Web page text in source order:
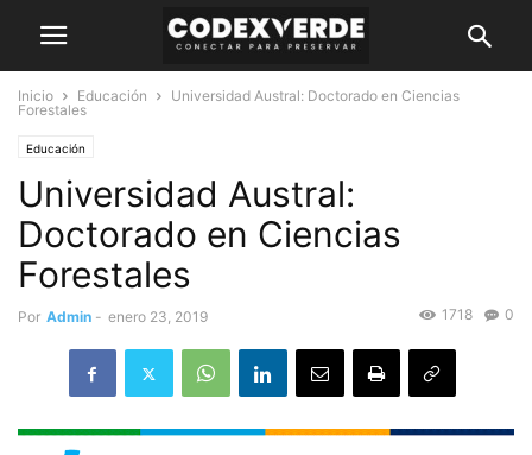
Inicio Educación
Universidad Austral: Doctorado en Ciencias
Forestales
Educación
Universidad Austral:
Doctorado en Ciencias
Forestales
Por Admin - enero 23, 2019 0
1718